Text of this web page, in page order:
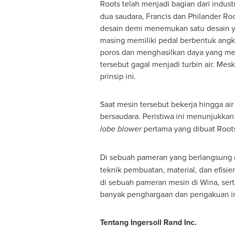
Roots telah menjadi bagian dari
dua saudara, Francis dan Philander
desain demi menemukan satu desain
masing memiliki pedal berbentuk
poros dan menghasilkan daya yang
tersebut gagal menjadi turbin air.
prinsip ini.
Saat mesin tersebut bekerja hingga
bersaudara. Peristiwa ini
lobe blowerpertama yang dibuat
Di sebuah pameran yang berlangsung
teknik pembuatan, material, dan
di sebuah pameran mesin di Wina,
banyak penghargaan dan pengakuan
Tentang Ingersoll Rand Inc.